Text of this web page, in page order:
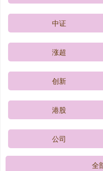
中证
涨超
创新
港股
公司
全